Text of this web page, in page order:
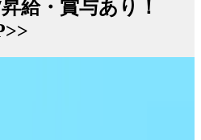
給・賞与あり！